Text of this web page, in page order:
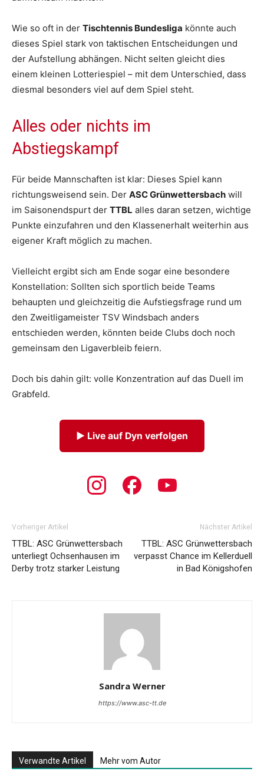
Wie so oft in der Tischtennis Bundesliga könnte auch
dieses Spiel stark von taktischen Entscheidungen und
der Aufstellung abhängen. Nicht selten gleicht dies
einem kleinen Lotteriespiel – mit dem Unterschied, dass
diesmal besonders viel auf dem Spiel steht.
Alles oder nichts im
Abstiegskampf
Für beide Mannschaften ist klar: Dieses Spiel kann
richtungsweisend sein. Der ASC Grünwettersbach will
im Saisonendspurt der TTBL alles daran setzen, wichtige
Punkte einzufahren und den Klassenerhalt weiterhin aus
eigener Kraft möglich zu machen.
Vielleicht ergibt sich am Ende sogar eine besondere
Konstellation: Sollten sich sportlich beide Teams
behaupten und gleichzeitig die Aufstiegsfrage rund um
den Zweitligameister TSV Windsbach anders
entschieden werden, könnten beide Clubs doch noch
gemeinsam den Ligaverbleib feiern.
Doch bis dahin gilt: volle Konzentration auf das Duell im
Grabfeld.
▶ Live auf Dyn verfolgen
Vorheriger Artikel
TTBL: ASC Grünwettersbach
unterliegt Ochsenhausen im
Derby trotz starker Leistung
Nächster Artikel
TTBL: ASC Grünwettersbach
verpasst Chance im Kellerduell
in Bad Königshofen
Sandra Werner
https://www.asc-tt.de
Verwandte Artikel Mehr vom Autor